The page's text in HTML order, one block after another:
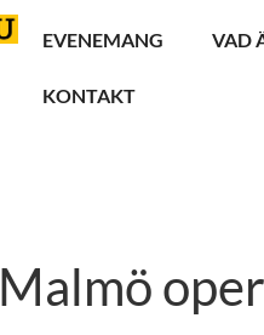
EVENEMANG VAD
KONTAKT
Malmö